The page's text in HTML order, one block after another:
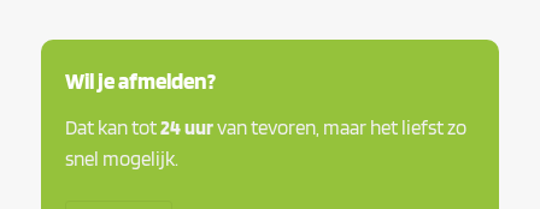
Wil je afmelden?
Dat kan tot24 uurvan tevoren, maar het liefst zo
snel mogelijk.